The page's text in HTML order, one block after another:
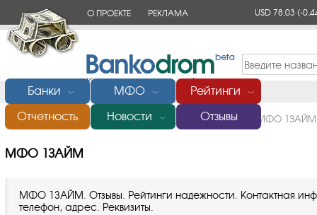
О ПРОЕКТЕ РЕКЛАМА USD 78,03(-
Банки ﹀ МФО ﹀ Рейтинги ﹀
Отчетность Новости ﹀ Отзывы
Главная/Микрофинансовые организации (МФО) МФО 1ЗАЙМ
МФО 1ЗАЙМ
МФО 1ЗАЙМ. Отзывы. Рейтинги надежности. Контактная
телефон, адрес. Реквизиты.